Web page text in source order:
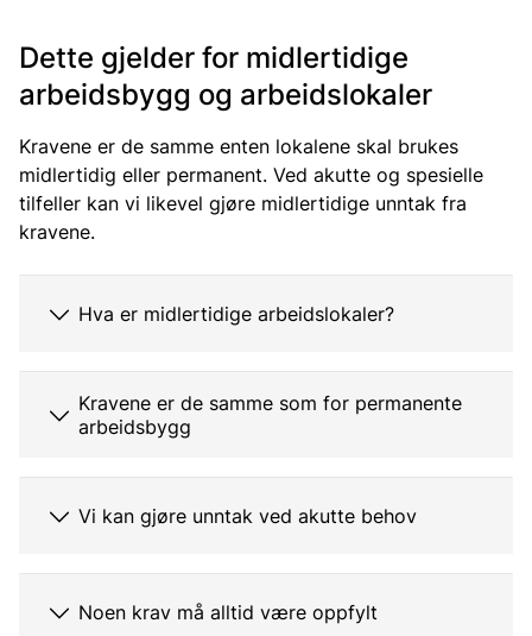
Dette gjelder for midlertidige
arbeidsbygg og arbeidslokaler
Kravene er de samme enten lokalene skal brukes
midlertidig eller permanent. Ved akutte og spesielle
tilfeller kan vi likevel gjøre midlertidige unntak fra
kravene.
Hva er midlertidige arbeidslokaler?
Kravene er de samme som for permanente
arbeidsbygg
Vi kan gjøre unntak ved akutte behov
Noen krav må alltid være oppfylt